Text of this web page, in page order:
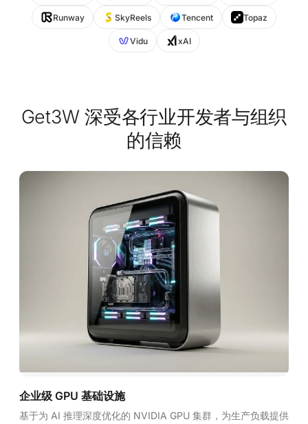
Runway SkyReels Tencent Topaz
Vidu xAI
Get3W 深受各行业开发者与组织
的信赖
企业级 GPU 基础设施
基于为 AI 推理深度优化的 NVIDIA GPU 集群，为生产负载提供